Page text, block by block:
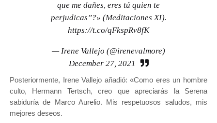
que me dañes, eres tú quien te
perjudicas”?» (Meditaciones XI).
https://t.co/qFkspRv8fK
— Irene Vallejo (@irenevalmore)
December 27, 2021
Posteriormente, Irene Vallejo añadió: «Como eres un hombre
culto, Hermann Tertsch, creo que apreciarás la Serena
sabiduría de Marco Aurelio. Mis respetuosos saludos, mis
mejores deseos.